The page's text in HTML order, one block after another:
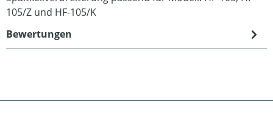
105/Z und HF-105/K
Bewertungen